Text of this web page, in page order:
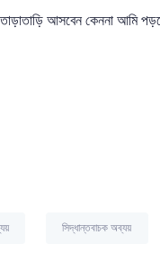
আসবেন কেননা আমি
সিদ্ধান্তবাচক অব্যয়